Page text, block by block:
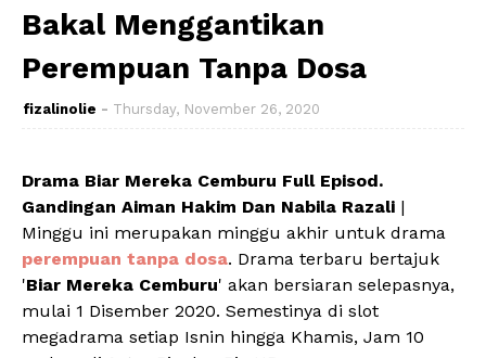
Bakal Menggantikan
Perempuan Tanpa Dosa
fizalinolie Thursday, November 26, 2020
Drama Biar Mereka Cemburu Full Episod.
Gandingan Aiman Hakim Dan Nabila Razali |
Minggu ini merupakan minggu akhir untuk drama
perempuan tanpa dosa. Drama terbaru bertajuk
'Biar Mereka Cemburu' akan bersiaran selepasnya,
mulai 1 Disember 2020. Semestinya di slot
megadrama setiap Isnin hingga Khamis, Jam 10